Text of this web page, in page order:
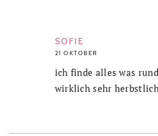
SOFIE
21 OKTOBER
ich finde alles was
wirklich sehr